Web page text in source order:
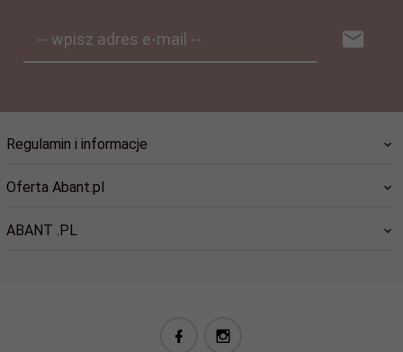
-- wpisz adres e-mail --
Regulamin i informacje
Oferta Abant.pl
ABANT .PL